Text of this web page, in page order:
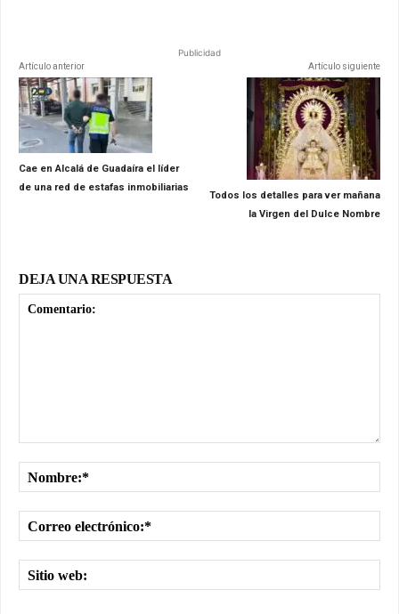
Publicidad
Artículo anterior
Cae en Alcalá de Guadaíra el líder
de una red de estafas inmobiliarias
Artículo siguiente
Todos los detalles para ver mañana
la Virgen del Dulce Nombre
DEJA UNA RESPUESTA